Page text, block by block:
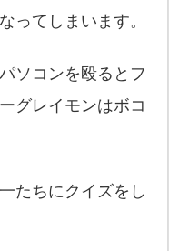
ってしまいます。
ソコンを殴るとフ
グレイモンはボコ
たちにクイズをし